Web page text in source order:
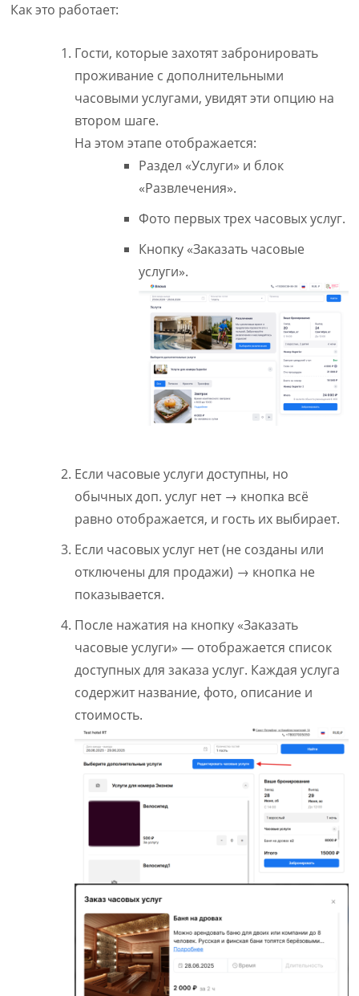
Как это работает:
Гости, которые захотят забронировать
проживание с дополнительными
часовыми услугами, увидят эти опцию на
втором шаге.
На этом этапе отображается:
Раздел «Услуги» и блок
«Развлечения».
Фото первых трех часовых услуг.
Кнопку «Заказать часовые
услуги».
Если часовые услуги доступны, но
обычных доп. услуг нет → кнопка всё
равно отображается, и гость их выбирает.
Если часовых услуг нет (не созданы или
отключены для продажи) → кнопка не
показывается.
После нажатия на кнопку «Заказать
часовые услуги» — отображается список
доступных для заказа услуг. Каждая услуга
содержит название, фото, описание и
стоимость.